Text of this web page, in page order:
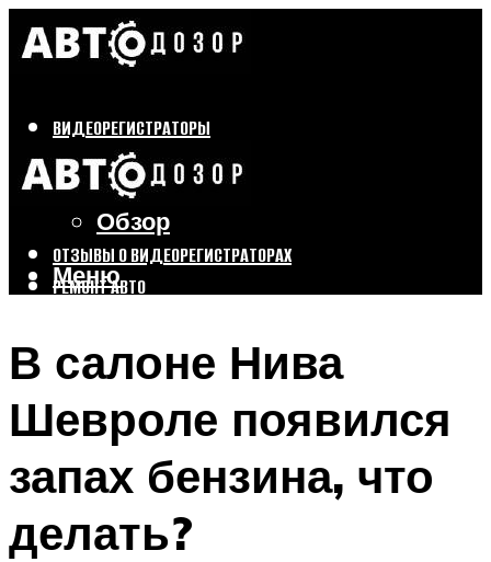
ВИДЕОРЕГИСТРАТОРЫ
Бренды
Выбор
Обзор
ОТЗЫВЫ О ВИДЕОРЕГИСТРАТОРАХ
РЕМОНТ АВТО
Меню
В салоне Нива
Шевроле появился
запах бензина, что
делать?